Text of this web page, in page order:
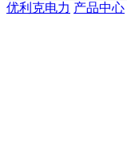
优利克电力 产品中心